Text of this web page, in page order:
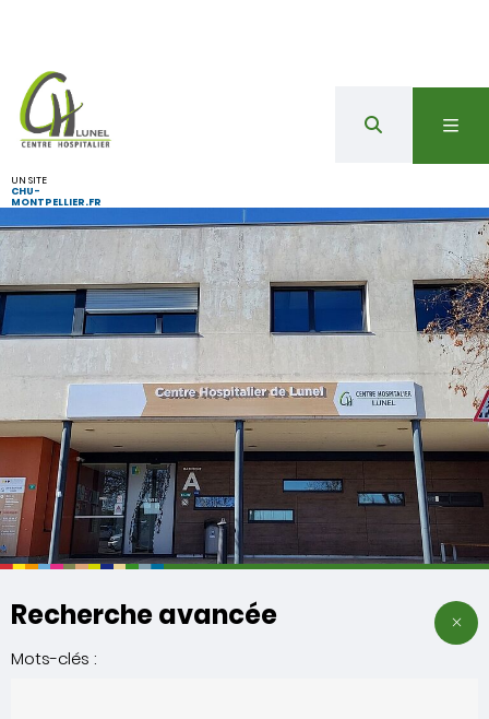
UN SITE
CHU-
MONTPELLIER.FR
Recherche avancée
Mots-clés :